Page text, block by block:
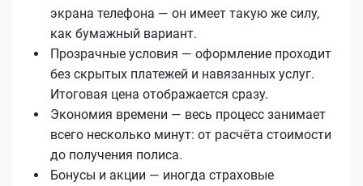
экрана телефона — он имеет такую же силу,
как бумажный вариант.
Прозрачные условия — оформление проходит
без скрытых платежей и навязанных услуг.
Итоговая цена отображается сразу.
Экономия времени — весь процесс занимает
всего несколько минут: от расчёта стоимости
до получения полиса.
Бонусы и акции — иногда страховые